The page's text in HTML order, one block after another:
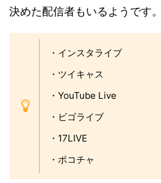
決めた配信者もいるようです。
・インスタライブ
・ツイキャス
・YouTube Live
・ビゴライブ
・17LIVE
・ポコチャ